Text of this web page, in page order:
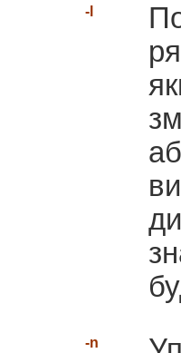
-l
-n